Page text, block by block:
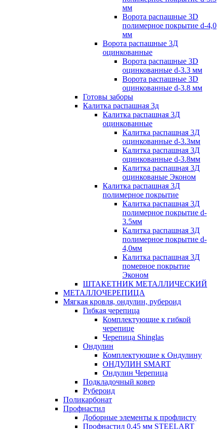
мм
Ворота распашные 3D
полимерное покрытие d-4,0
мм
Ворота распашные 3Д
оцинкованные
Ворота распашные 3D
оцинкованные d-3.3 мм
Ворота распашные 3D
оцинкованные d-3.8 мм
Готовы заборы
Калитка распашная 3д
Калитка распашная 3Д
оцинкованные
Калитка распашная 3Д
оцинкованные d-3.3мм
Калитка распашная 3Д
оцинкованные d-3.8мм
Калитка распашная 3Д
оцинкованые Эконом
Калитка распашная 3Д
полимерное покрытие
Калитка распашная 3Д
полимерное покрытие d-
3.5мм
Калитка распашная 3Д
полимерное покрытие d-
4,0мм
Калитка распашная 3Д
померное покрытие
Эконом
ШТАКЕТНИК МЕТАЛЛИЧЕСКИЙ
МЕТАЛЛОЧЕРЕПИЦА
Мягкая кровля, ондулин, рубероид
Гибкая черепица
Комплектующие к гибкой
черепице
Черепица Shinglas
Ондулин
Комплектующие к Ондулину
ОНДУЛИН SMART
Ондулин Черепица
Подкладочный ковер
Рубероид
Поликарбонат
Профнастил
Доборные элементы к профлисту
Профнастил 0,45 мм STEELART